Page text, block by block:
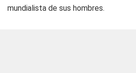
mundialista de sus hombres.